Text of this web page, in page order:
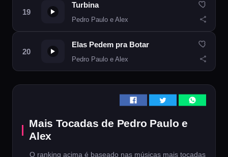
Turbina
Pedro Paulo e Alex
Elas Pedem pra Botar
Pedro Paulo e Alex
Mais Tocadas de Pedro Paulo e
Alex
O ranking acima é baseado nas músicas mais tocadas